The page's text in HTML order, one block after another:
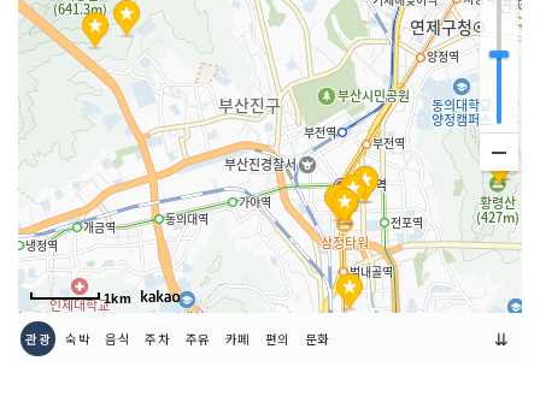
1km
관광 숙박 음식 주차 주유 카페 편의 문화 ⇊